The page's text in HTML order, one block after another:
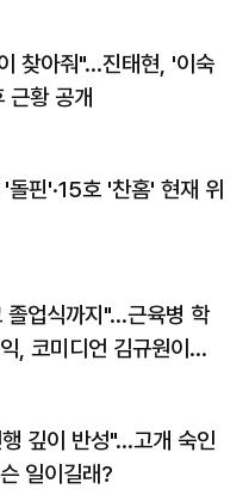
찾아줘"…진태현, '이숙
근황 공개
핀'·15호 '찬홈' 현재 위
졸업식까지"…근육병 학
, 코미디언 김규원이었
깊이 반성"…고개 숙인
일이길래?